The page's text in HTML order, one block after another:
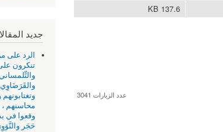
137.6 KB
عدد الزيارات 3041
جديد
الرد على
تنكرون
محاسنهم ،
وقعوا في
حَجَر